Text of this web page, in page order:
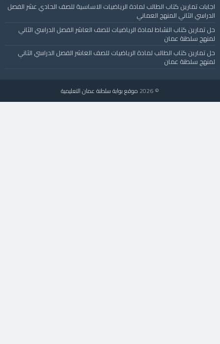
اجابات تمارين كتاب الطالب لمادة الرياضيات الاساسية للصف الحادي عشر الفصل
الدراسي الثاني المنهج العماني
حل تمارين كتاب النشاط لمادة الرياضيات للصف العاشر الفصل الدراسي الثاني
لمنهج سلطنة عمان
حل تمارين كتاب الطالب لمادة الرياضيات للصف العاشر الفصل الدراسي الثاني
لمنهج سلطنة عمان
© 2026 موقع بوابة سلطنة عمان التعليمية